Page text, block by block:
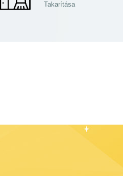
Takarítása